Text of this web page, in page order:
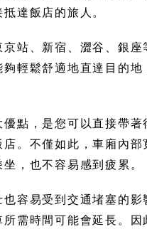
達飯店的旅人。
站、新宿、澀谷、銀座
輕鬆舒適地直達目的地
點，是您可以直接帶著
。不僅如此，車廂內部
，也不容易感到疲累。
容易受到交通堵塞的影
需時間可能會延長。因